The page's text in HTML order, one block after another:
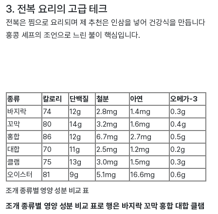
3. 전복 요리의 고급 테크
전복은 찜으로 요리되며 제 추천은 인삼을 넣어 건강식을 만듭니다
홍콩 셰프의 조언으로 느린 불이 핵심입니다.
조개 종류별 영양 성분 비교 표
종류 칼로리 단백질 철분 아연
오메가-3
바지락
74 12g 2.8mg 1.4mg
0.3g
꼬막
80 14g 3.2mg 1.6mg
0.4g
홍합
86 12g 6.7mg 2.7mg
0.5g
대합
70 11g 2.5mg 1.2mg
0.2g
클램
75 13g 3.0mg 1.5mg
0.3g
오이스터
81 9g 5.1mg 16.6mg 0.6g
조개 종류별 영양 성분 비교 표로 행은 바지락 꼬막 홍합 대합 클램